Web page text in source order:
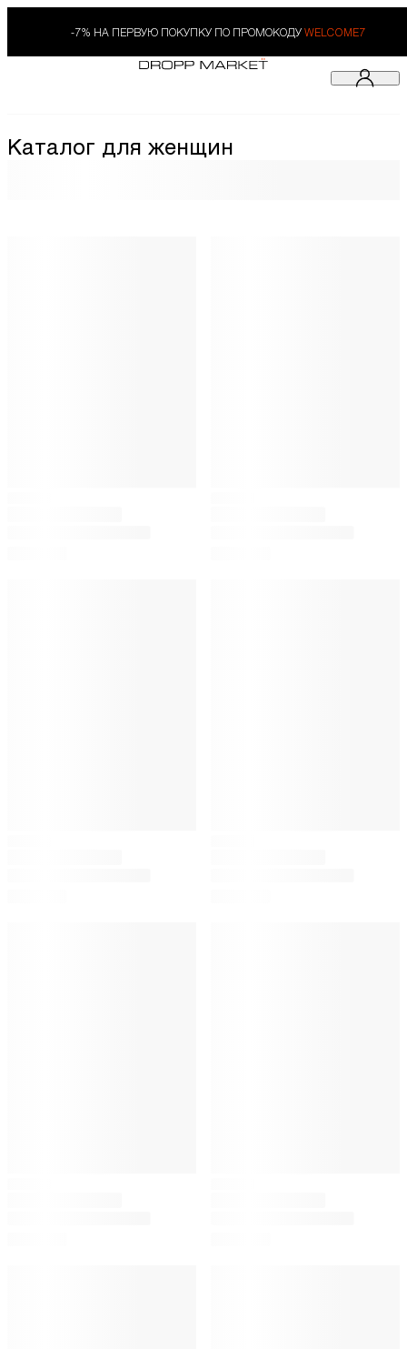
-7% НА ПЕРВУЮ ПОКУПКУ ПО ПРОМОКОДУ WELCOME7
Каталог для женщин